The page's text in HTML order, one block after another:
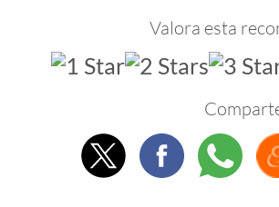
Valora esta
TwitterFacebook